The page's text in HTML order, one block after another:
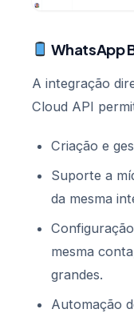
WhatsApp
A integração
Cloud API
Criação e
Suporte a
da mesma
mesma
grandes.
Automação